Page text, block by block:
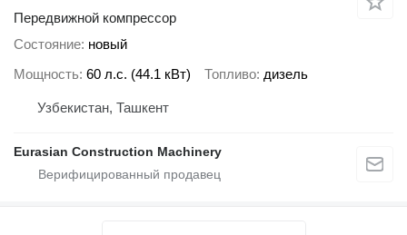
Передвижной компрессор
Состояние новый
Мощность 60 л.с. (44.1 кВт) Топливо дизель
Узбекистан, Ташкент
Eurasian Construction Machinery